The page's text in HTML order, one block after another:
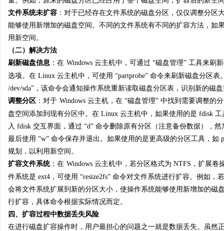
文件系统未扩容 ：对于已经存在文件系统的磁盘分区，仅仅调整分
能够使用新增加的磁盘空间。不同的文件系统有不同的扩容方法，
用新空间。
（二）解决方法
刷新磁盘信息 ：在 Windows 云主机中，可通过 “磁盘管理” 工具来刷
选项。在 Linux 云主机中，可使用 “partprobe” 命令来刷新磁盘分区
/dev/sda”，该命令会通知操作系统重新读取磁盘分区表，识别新的磁
调整分区 ：对于 Windows 云主机，在 “磁盘管理” 中找到需要调整的
盘空间添加到现有分区中。在 Linux 云主机中，如果使用的是 fdisk 工
入 fdisk 交互界面，通过 “d” 命令删除原有分区（注意备份数据），
最后使用 “w” 命令保存并退出。如果使用的是更高级的分区工具，
规划，以利用新空间。
扩容文件系统：在 Windows 云主机中，若分区格式为 NTFS，扩展
件系统是 ext4，可使用 “resize2fs” 命令对文件系统进行扩容。例如，
会将文件系统扩展到新的分区大小，使操作系统能够使用新增加的磁
行扩容，具体命令根据实际情况而定。
四、扩容过程中数据丢失风险
在进行磁盘扩容操作时，用户最担心的问题之一就是数据丢失。虽然